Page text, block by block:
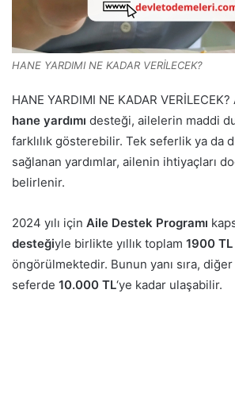
HANE YARDIMI NE KADAR VERİLECEK?
HANE YARDIMI NE KADAR
hane yardımı desteği, ailelerin maddi
farklılık gösterebilir. Tek seferlik ya da
sağlanan yardımlar, ailenin ihtiyaçları
belirlenir.
2024 yılı için Aile Destek Programı
desteğiyle birlikte yıllık toplam 1900 TL
öngörülmektedir. Bunun yanı sıra,
seferde 10.000 TL‘ye kadar ulaşabilir.